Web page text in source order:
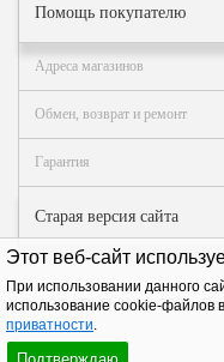
ОБОРУДОВАНИЕ
АГЗС, ГНС
компании
Услуги
Новости
Распродажа
Помощь покупателю
Адреса магазинов
Обмен, возврат и ремонт
Гарантия
Старая версия сайта
© АЗТ ГРУП 2004–2026.
Этот веб-сайт
При использовании данного
использование cookie-файлов
приватности.